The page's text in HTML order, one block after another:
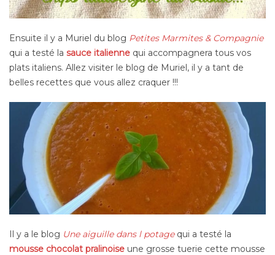
Ensuite il y a Muriel du blog Petites Marmites & Compagnie
qui a testé la sauce italienne qui accompagnera tous vos
plats italiens. Allez visiter le blog de Muriel, il y a tant de
belles recettes que vous allez craquer !!!
Il y a le blog Une aiguille dans l potagequi a testé la
mousse chocolat pralinoise une grosse tuerie cette mousse